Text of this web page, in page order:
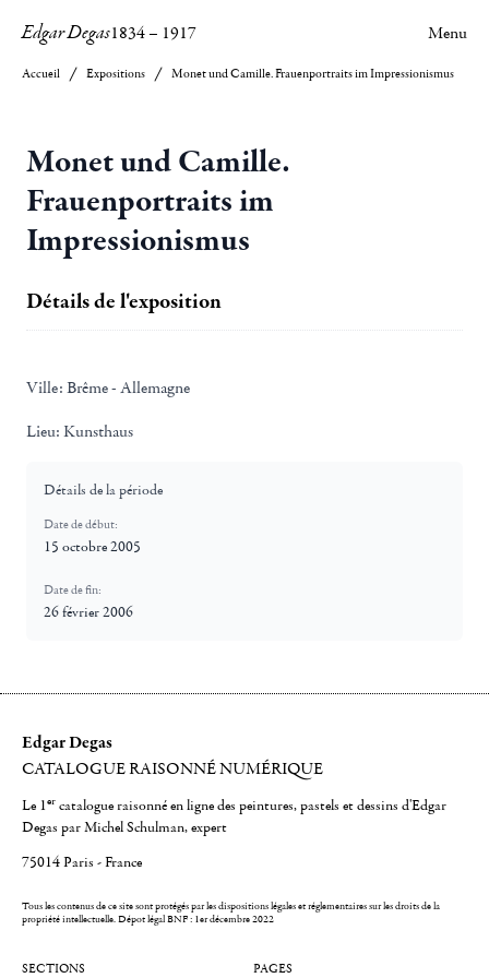
Edgar Degas1834– 1917 Menu
Accueil Expositions Monet und Camille. Frauenportraits im Impressionismus
Monet und Camille.
Frauenportraits im
Impressionismus
Détails de l'exposition
Ville: Brême - Allemagne
Lieu: Kunsthaus
Détails de la période
Date de début:
15 octobre 2005
Date de fin:
26 février 2006
Edgar Degas
CATALOGUE RAISONNÉ NUMÉRIQUE
Le 1er catalogue raisonné en ligne des peintures, pastels et dessins d'Edgar
Degas par Michel Schulman, expert
75014 Paris - France
Tous les contenus de ce site sont protégés par les dispositions légales et réglementaires sur les droits de la
propriété intellectuelle.Dépot légal BNF : 1er décembre 2022
SECTIONS PAGES